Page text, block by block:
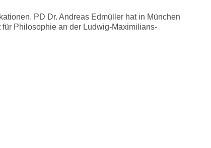
PD Dr. Andreas Edmüller hat in München
für Philosophie an der Ludwig-Maximilians-